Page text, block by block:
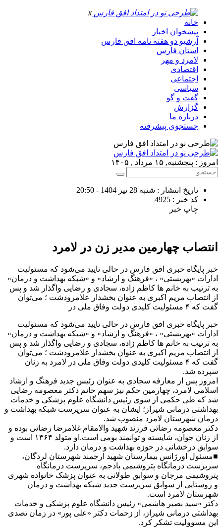
x
خانه
پیشخوان اخبار
آرشیو دو هفته نامه افق فارس
استان فارس
لامرد و مهر
اقتصادی
اجتماعی
سیاسی
گفت و گو
گزارش
درباره ما
جستجوی پیشرفته
امروز : پنجشنبه, ۱۵ مرداد , ۱۴۰۵
تاریخ انتشار : شنبه 28 تیر 1404 - 20:50
کد خبر : 4925
چاپ خبر
انتصاب چهارمین مدیر زن در لامرد
خبر پایگاه خبری افق فارس در حالی تایید می‌شود که مسئولیت
ادارات «بهزیستی» ، «فرهنگ و ارشاد» و «شبکه بهداشت و درمان»
به ترتیب به خانم ها کاظم زاده، سجادی و رضایی واگذار شد و پس
از انتصاب مریم اکبری به عنوان بخشدار علامرودشت ؛ می‌توان
گفت که ۴ مسئولیت کلیدی دولت وفاق ملی در
خبر پایگاه خبری افق فارس در حالی تایید می‌شود که مسئولیت
ادارات «بهزیستی» ، «فرهنگ و ارشاد» و «شبکه بهداشت و درمان»
به ترتیب به خانم ها کاظم زاده، سجادی و رضایی واگذار شد و پس
از انتصاب مریم اکبری به عنوان بخشدار علامرودشت ؛ می‌توان
گفت که ۴ مسئولیت کلیدی دولت وفاق ملی در لامرد به زنان
سپرده شد.
امروز پس از معارفه سجادی به عنوان رئیس جدید فرهنگ و ارشاد
اسلامی لامرد، چهارمین حکم نیز سهم خانم دکتر معصومه رضایی
شد که طی حکمی از سوی رئیس دانشگاه علوم پزشکی و خدمات
بهداشتی درمانی شیراز؛ ایشان به عنوان سرپرست شبکه بهداشت و
درمان شهرستان لامرد منصوب شد.
دکتر معصومه رضائی فرزند شهید والامقام غلامرضا رضائی بوده و
از زنان جوان، شایسته و توانمند بومی است.او متولد ۱۳۶۴ است و
سوابق درخشانی در حوزه بهداشت و درمان دارد.
■مسئول اورژانس بیمارستان شهید ارجمند شهرستان لردگان،
سرپرست درمانگاه پتروشیمی پادجم، سرپرست درمانگاه
پتروشیمی مرجان و سوابق طولانی به عنوان پزشک خانواده شهری
و روستایی از سوابق سرپرست جدید شبکه بهداشت و درمان
شهرستان لامرد است.
دکتر «سید بصیر هاشمی» رئیس دانشگاه علوم پزشکی و خدمات
بهداشتی درمانی شیراز، از زحمات دکتر «علی پور» در زمان تصدی
این مسوولیت تشکر کرد.